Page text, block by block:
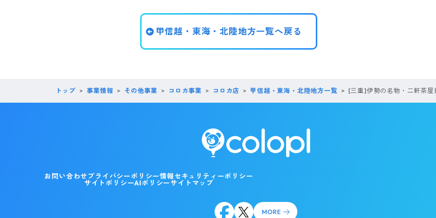
甲信越・東海・北陸地方一覧へ戻る
トップ 事業情報 その他事業 コロカ事業 コロカ店 甲信越・東海・北陸地方一覧 [三重]伊勢の名物・二軒茶屋
お問い合わせ プライバシーポリシー情報セキュリティーポリシー
サイトポリシーAIポリシーサイトマップ